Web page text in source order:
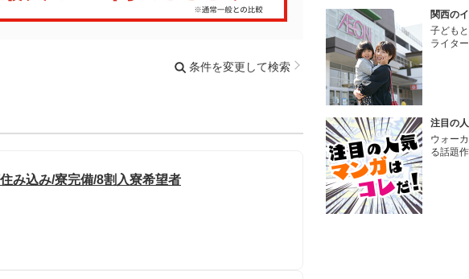
条件を変更して検索
み込み/寮完備/8割入寮希望者
関西の
子ども
ライタ
注目の
ウォー
る話題